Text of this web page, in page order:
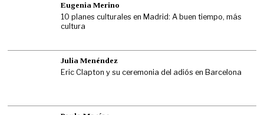
Eugenia Merino
10 planes culturales en Madrid: A buen tiempo, más
cultura
Julia Menéndez
Eric Clapton y su ceremonia del adiós en Barcelona